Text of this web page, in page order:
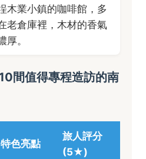
木業小鎮的咖啡館，多
老倉庫裡，木材的香氣
厚。
間值得專程造訪的南
特色亮點
旅人評分
(5★)